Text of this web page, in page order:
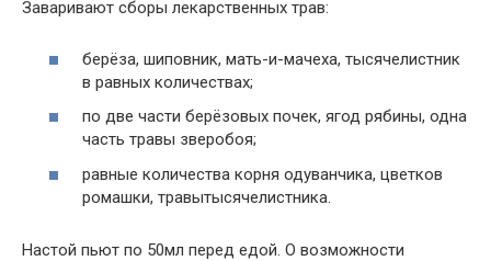
Заваривают сборы лекарственных трав:
берёза, шиповник, мать-и-мачеха, тысячелистник
в равных количествах;
по две части берёзовых почек, ягод рябины, одна
часть травы зверобоя;
равные количества корня одуванчика, цветков
ромашки, травытысячелистника.
Настой пьют по 50мл перед едой. О возможности